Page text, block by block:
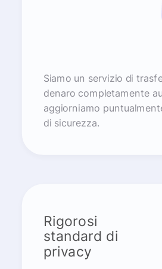
Siamo un servizio di
denaro completamente
aggiorniamo
di sicurezza.
Rigorosi
standard di
privacy